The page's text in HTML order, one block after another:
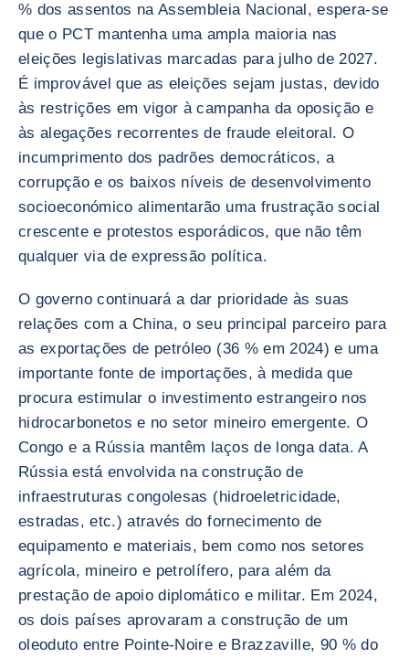
% dos assentos na Assembleia Nacional, espera-se
que o PCT mantenha uma ampla maioria nas
eleições legislativas marcadas para julho de 2027.
É improvável que as eleições sejam justas, devido
às restrições em vigor à campanha da oposição e
às alegações recorrentes de fraude eleitoral. O
incumprimento dos padrões democráticos, a
corrupção e os baixos níveis de desenvolvimento
socioeconómico alimentarão uma frustração social
crescente e protestos esporádicos, que não têm
qualquer via de expressão política.
O governo continuará a dar prioridade às suas
relações com a China, o seu principal parceiro para
as exportações de petróleo (36 % em 2024) e uma
importante fonte de importações, à medida que
procura estimular o investimento estrangeiro nos
hidrocarbonetos e no setor mineiro emergente. O
Congo e a Rússia mantêm laços de longa data. A
Rússia está envolvida na construção de
infraestruturas congolesas (hidroeletricidade,
estradas, etc.) através do fornecimento de
equipamento e materiais, bem como nos setores
agrícola, mineiro e petrolífero, para além da
prestação de apoio diplomático e militar. Em 2024,
os dois países aprovaram a construção de um
oleoduto entre Pointe-Noire e Brazzaville, 90 % do